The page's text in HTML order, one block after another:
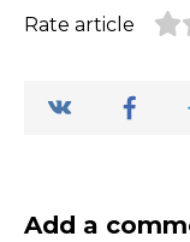
Rate article
Add a